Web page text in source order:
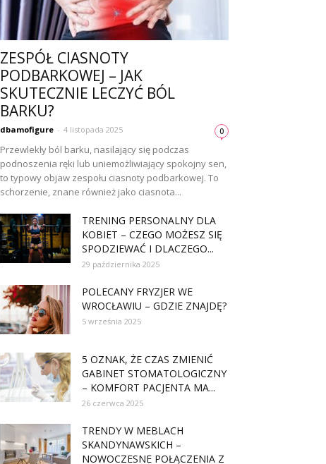
ZESPÓŁ CIASNOTY
PODBARKOWEJ – JAK
SKUTECZNIE LECZYĆ BÓL
BARKU?
dbamofigure - 4 listopada 2025 0
Przewlekły ból barku, nasilający się podczas
podnoszenia ręki lub uniemożliwiający spokojny sen,
to typowy objaw zespołu ciasnoty podbarkowej. To
schorzenie, znane również jako ciasnota...
TRENING PERSONALNY DLA
KOBIET – CZEGO MOŻESZ SIĘ
SPODZIEWAĆ I DLACZEGO...
29 października 2025
POLECANY FRYZJER WE
WROCŁAWIU – GDZIE ZNAJDĘ?
5 września 2025
5 OZNAK, ŻE CZAS ZMIENIĆ
GABINET STOMATOLOGICZNY
– KOMFORT PACJENTA MA...
26 czerwca 2025
TRENDY W MEBLACH
SKANDYNAWSKICH –
NOWOCZESNE POŁĄCZENIA Z